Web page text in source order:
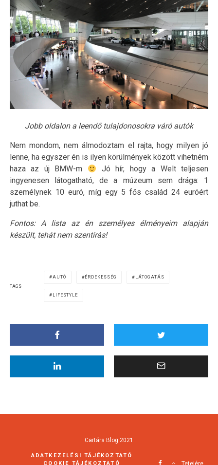
Jobb oldalon a leendő tulajdonosokra váró autók
Nem mondom, nem álmodoztam el rajta, hogy milyen jó
lenne, ha egyszer én is ilyen körülmények között vihetném
haza az új BMW-m
Jó hír, hogy a Welt teljesen
ingyenesen látogatható, de a múzeum sem drága: 1
személynek 10 euró, míg egy 5 fős család 24 euróért
juthat be.
Fontos: A lista az én személyes élményeim alapján
készült, tehát nem szentírás!
TAGS
AUTÓ ÉRDEKESSÉG LÁTOGATÁS
LIFESTYLE
Cartárs Blog 2021
ADATKEZELÉSI TÁJÉKOZTATÓ
COOKIE TÁJÉKOZTATÓ